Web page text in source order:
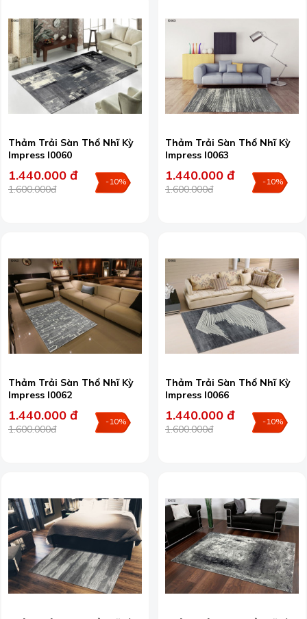
Thảm Trải Sàn Thổ Nhĩ Kỳ
Impress I0060
1.440.000 đ
1.600.000đ
-10%
Thảm Trải Sàn Thổ Nhĩ Kỳ
Impress I0063
1.440.000 đ
1.600.000đ
-10%
Thảm Trải Sàn Thổ Nhĩ Kỳ
Impress I0062
1.440.000 đ
1.600.000đ
-10%
Thảm Trải Sàn Thổ Nhĩ Kỳ
Impress I0066
1.440.000 đ
1.600.000đ
-10%